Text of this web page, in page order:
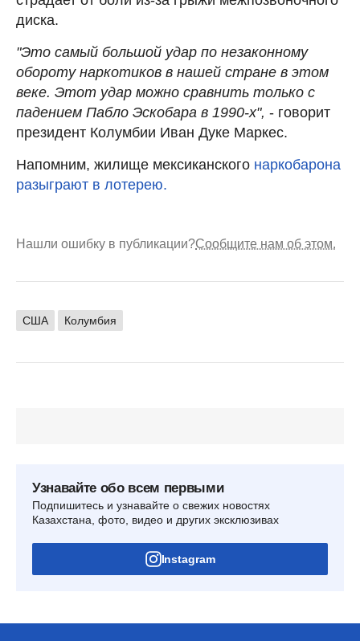
диска.
"Это самый большой удар по незаконному
обороту наркотиков в нашей стране в этом
веке. Этот удар можно сравнить только с
падением Пабло Эскобара в 1990-х", - говорит
президент Колумбии Иван Дуке Маркес.
Напомним, жилище мексиканского наркобарона
разыграют в лотерею.
Нашли ошибку в публикации?Сообщите нам об этом.
США Колумбия
Узнавайте обо всем первыми
Подпишитесь и узнавайте о свежих новостях
Казахстана, фото, видео и других эксклюзивах
Instagram